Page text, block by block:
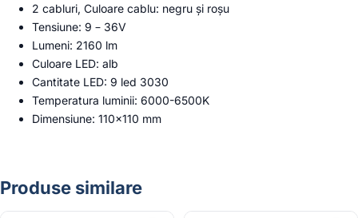
2 cabluri, Culoare cablu: negru și roșu
Tensiune: 9 – 36V
Lumeni: 2160 lm
Culoare LED: alb
Cantitate LED: 9 led 3030
Temperatura luminii: 6000-6500K
Dimensiune: 110×110 mm
Produse similare